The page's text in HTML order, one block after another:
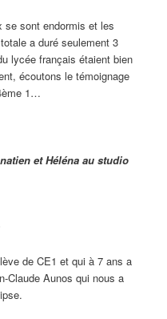
se sont endormis et les
a duré seulement 3
lycée français étaient bien
écoutons le témoignage
1…
et Héléna au studio
de CE1 et qui à 7 ans a
Claude Aunos qui nous a